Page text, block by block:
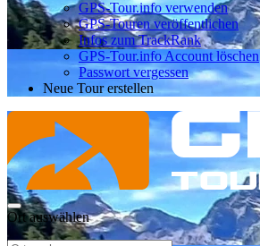
GPS-Tour.info verwenden
GPS-Touren veröffentlichen
Infos zum TrackRank
GPS-Tour.info Account löschen
Passwort vergessen
Neue Tour erstellen
Ort auswählen